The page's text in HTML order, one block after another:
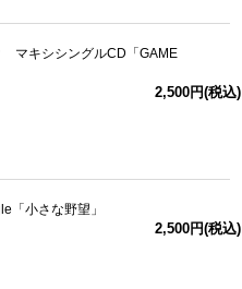
マキシシングルCD「GAME
2,500円(税込)
「小さな野望」
2,500円(税込)